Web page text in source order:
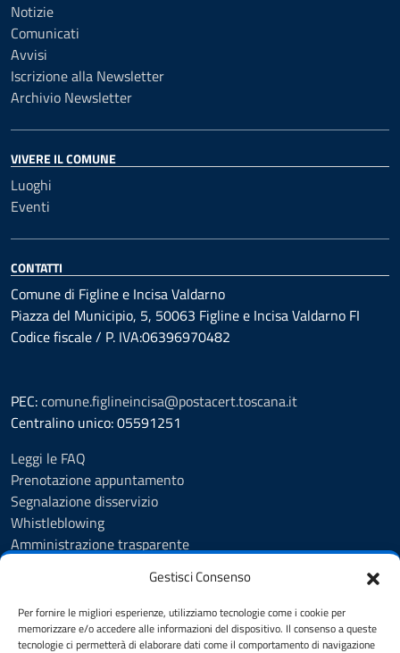
Gestisci Consenso
Per fornire le migliori esperienze, utilizziamo tecnologie come i cookie per
memorizzare e/o accedere alle informazioni del dispositivo. Il consenso a queste
tecnologie ci permetterà di elaborare dati come il comportamento di navigazione
Notizie
Comunicati
Avvisi
Iscrizione alla Newsletter
Archivio Newsletter
VIVERE IL COMUNE
Luoghi
Eventi
CONTATTI
Comune di Figline e Incisa Valdarno
Piazza del Municipio, 5, 50063 Figline e Incisa Valdarno FI
Codice fiscale / P. IVA:06396970482
PEC:comune.figlineincisa@postacert.toscana.it
Centralino unico: 05591251
Leggi le FAQ
Prenotazione appuntamento
Segnalazione disservizio
Whistleblowing
Amministrazione trasparente
Albo Pretorio
Cookie Policy